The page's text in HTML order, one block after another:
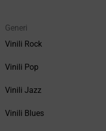
Generi
Vinili Rock
Vinili Pop
Vinili Jazz
Vinili Blues